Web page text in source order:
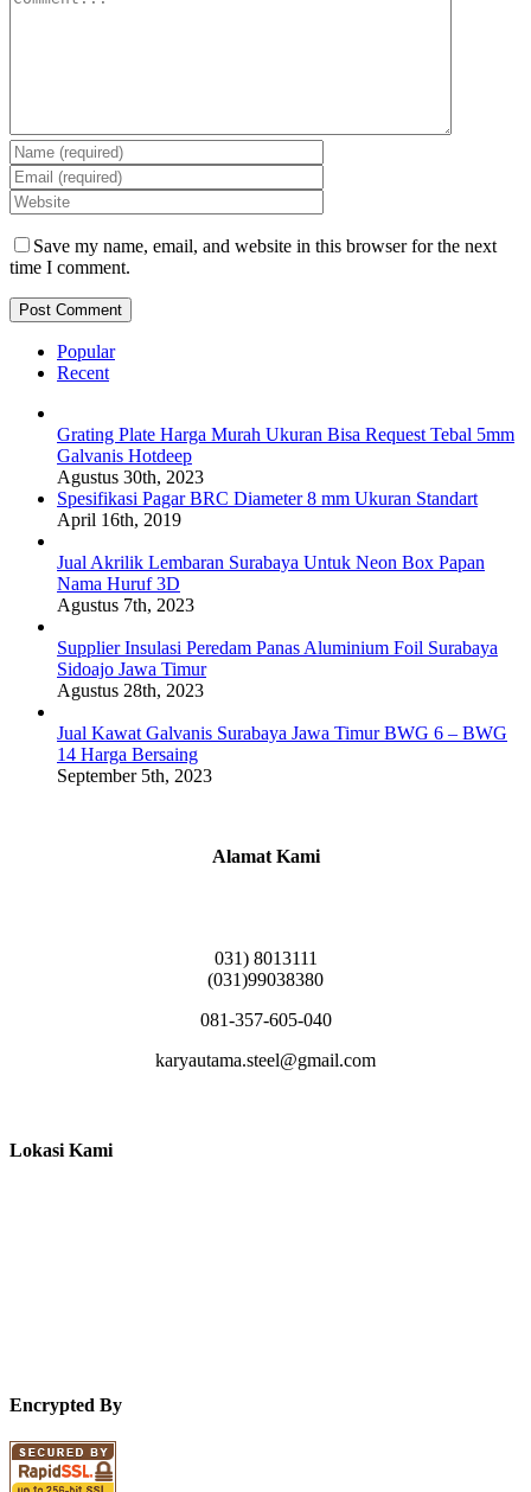
Save my name, email, and website in this browser for the next
time I comment.
Popular
Recent
Grating Plate Harga Murah Ukuran Bisa Request Tebal 5mm
Galvanis Hotdeep
Agustus 30th, 2023
Spesifikasi Pagar BRC Diameter 8 mm Ukuran Standart
April 16th, 2019
Jual Akrilik Lembaran Surabaya Untuk Neon Box Papan
Nama Huruf 3D
Agustus 7th, 2023
Supplier Insulasi Peredam Panas Aluminium Foil Surabaya
Sidoajo Jawa Timur
Agustus 28th, 2023
Jual Kawat Galvanis Surabaya Jawa Timur BWG 6 – BWG
14 Harga Bersaing
September 5th, 2023
Alamat Kami
031) 8013111
(031)99038380
081-357-605-040
karyautama.steel@gmail.com
Lokasi Kami
Encrypted By